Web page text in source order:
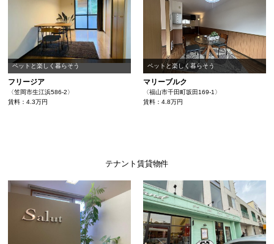
ペットと楽しく暮らそう
フリージア
〈笠岡市生江浜586-2〉
賃料：4.3万円
ペットと楽しく暮らそう
マリーブルク
〈福山市千田町坂田169-1〉
賃料：4.8万円
テナント賃貸物件